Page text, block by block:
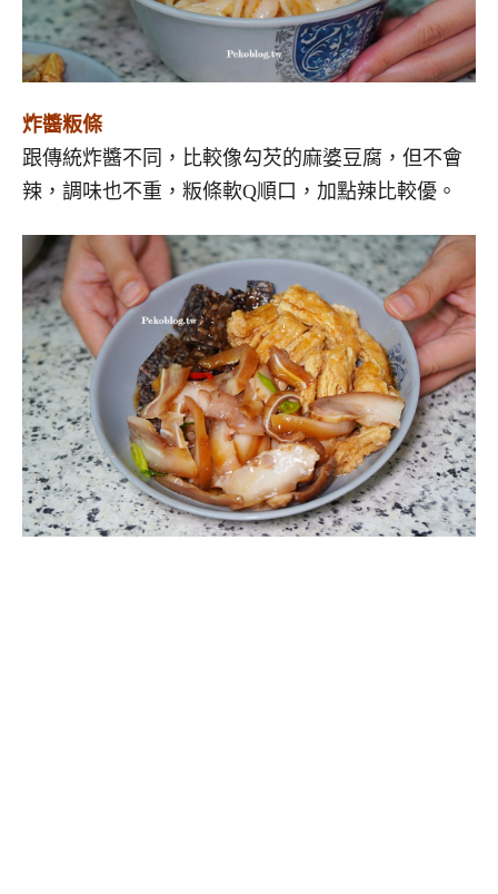
炸醬粄條
跟傳統炸醬不同，比較像勾芡的麻婆豆腐，但不會
辣，調味也不重，粄條軟Q順口，加點辣比較優。